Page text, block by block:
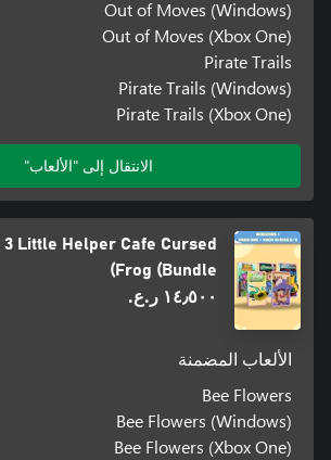
Out of Moves (Windows)
Out of Moves (Xbox One)
Pirate Trails
Pirate Trails (Windows)
Pirate Trails (Xbox One)
الانتقال إلى "الألعاب"
3 Little Helper Cafe Cursed
Frog (Bundle)
١٤٫٥٠٠ ر.ع.‏
الألعاب المضمنة
Bee Flowers
Bee Flowers (Windows)
Bee Flowers (Xbox One)